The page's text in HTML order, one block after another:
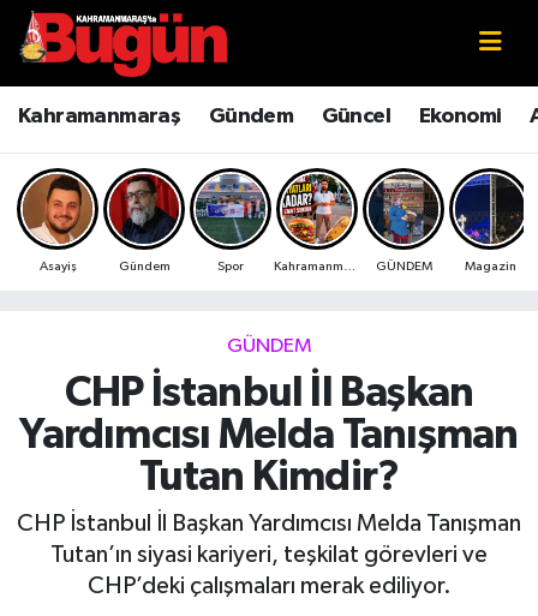
Kahramanmaraş Gündem Güncel Ekonomi
Asayiş Gündem Spor GÜNDEM Magazin
GÜNDEM
CHP İstanbul İl Başkan
Yardımcısı Melda Tanışman
Tutan Kimdir?
CHP İstanbul İl Başkan Yardımcısı Melda Tanışman
Tutan’ın siyasi kariyeri, teşkilat görevleri ve
CHP’deki çalışmaları merak ediliyor.
Kahramanmaraş
Kahramanmaraş Sokak Röportajları
Bilim ve Teknoloji
Çevre
Ekonomi
Güncel
Haberde İnsan
Kahramanmaraş Nöbetçi Eczaneler
Kahramanmaraş Hava Durumu
Kahramanmaraş Namaz Vakitleri
Kahramanmaraş Trafik Yoğunluk Haritası
Süper Lig Puan Durumu ve Fikstür
Tüm Manşetler
Son Dakika Haberleri
Haber Arşivi